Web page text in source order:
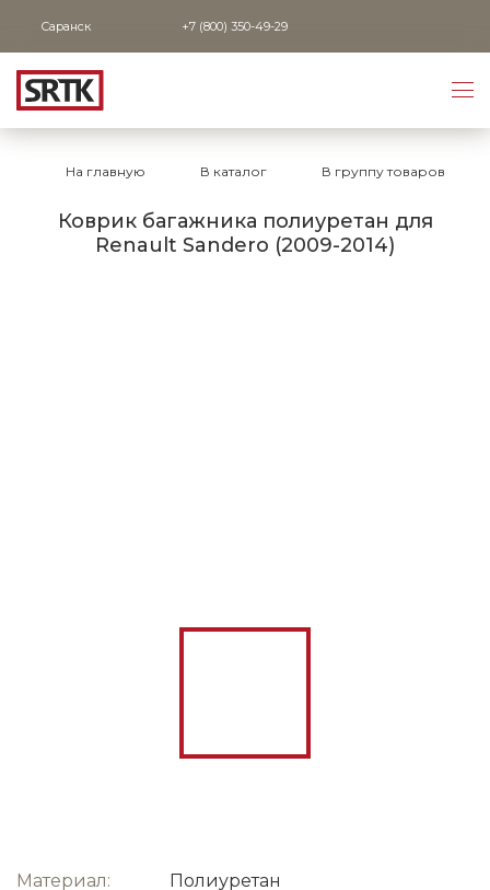
Саранск +7 (800) 350-49-29
На главную В каталог В группу товаров
Коврик багажника полиуретан для
Renault Sandero (2009-2014)
Материал:
Полиуретан